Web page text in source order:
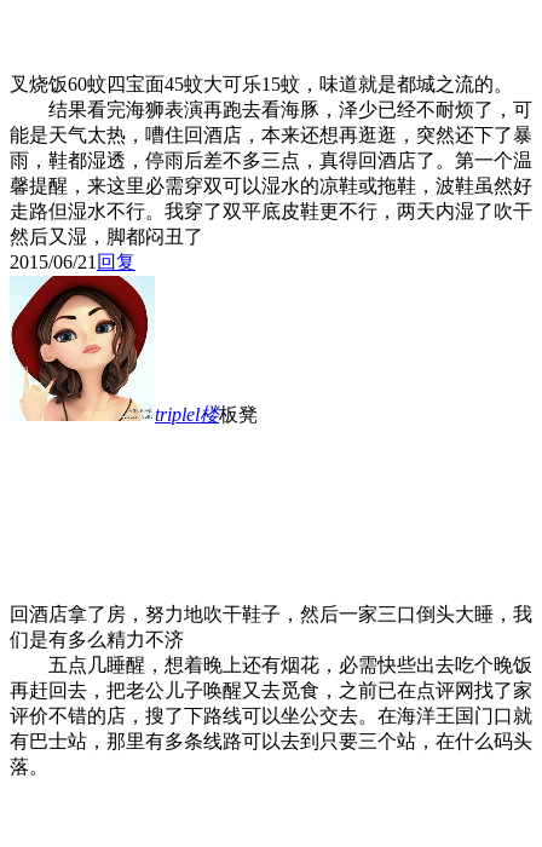
叉烧饭60蚊四宝面45蚊大可乐15蚊，味道就是都城之流的。
结果看完海狮表演再跑去看海豚，泽少已经不耐烦了，可
能是天气太热，嘈住回酒店，本来还想再逛逛，突然还下了暴
雨，鞋都湿透，停雨后差不多三点，真得回酒店了。第一个温
馨提醒，来这里必需穿双可以湿水的凉鞋或拖鞋，波鞋虽然好
走路但湿水不行。我穿了双平底皮鞋更不行，两天内湿了吹干
然后又湿，脚都闷丑了
2015/06/21回复
triplel楼板凳
回酒店拿了房，努力地吹干鞋子，然后一家三口倒头大睡，我
们是有多么精力不济
五点几睡醒，想着晚上还有烟花，必需快些出去吃个晚饭
再赶回去，把老公儿子唤醒又去觅食，之前已在点评网找了家
评价不错的店，搜了下路线可以坐公交去。在海洋王国门口就
有巴士站，那里有多条线路可以去到只要三个站，在什么码头
落。